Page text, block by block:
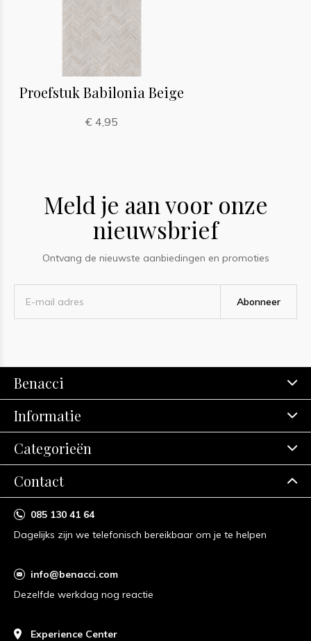
Proefstuk Babilonia Beige
€ 4,95
Meld je aan voor onze
nieuwsbrief
Ontvang de nieuwste aanbiedingen en promoties
Abonneer
Benacci
Informatie
Categorieën
Contact
085 130 41 64
Dagelijks zijn we telefonisch bereikbaar om je te helpen
info@benacci.com
Dezelfde werkdag nog reactie
Experience Center